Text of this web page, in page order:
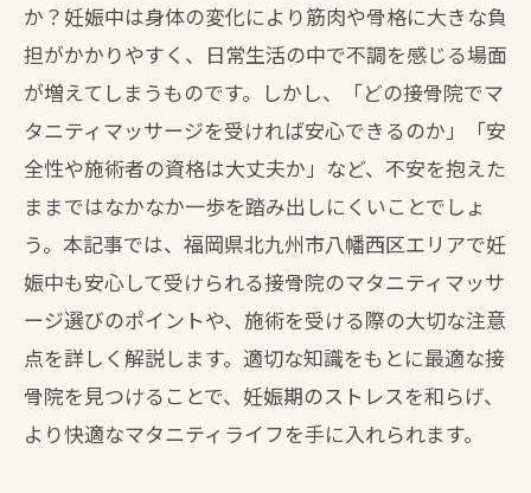
か？妊娠中は身体の変化により筋肉や骨格に大きな負
担がかかりやすく、日常生活の中で不調を感じる場面
が増えてしまうものです。しかし、「どの接骨院でマ
タニティマッサージを受ければ安心できるのか」「安
全性や施術者の資格は大丈夫か」など、不安を抱えた
ままではなかなか一歩を踏み出しにくいことでしょ
う。本記事では、福岡県北九州市八幡西区エリアで妊
娠中も安心して受けられる接骨院のマタニティマッサ
ージ選びのポイントや、施術を受ける際の大切な注意
点を詳しく解説します。適切な知識をもとに最適な接
骨院を見つけることで、妊娠期のストレスを和らげ、
より快適なマタニティライフを手に入れられます。